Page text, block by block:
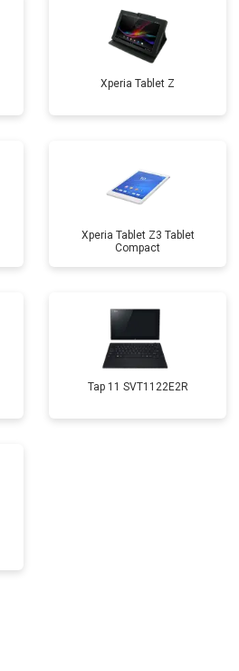
Xperia Tablet Z
Xperia Tablet Z3 Tablet
Compact
Tap 11 SVT1122E2R